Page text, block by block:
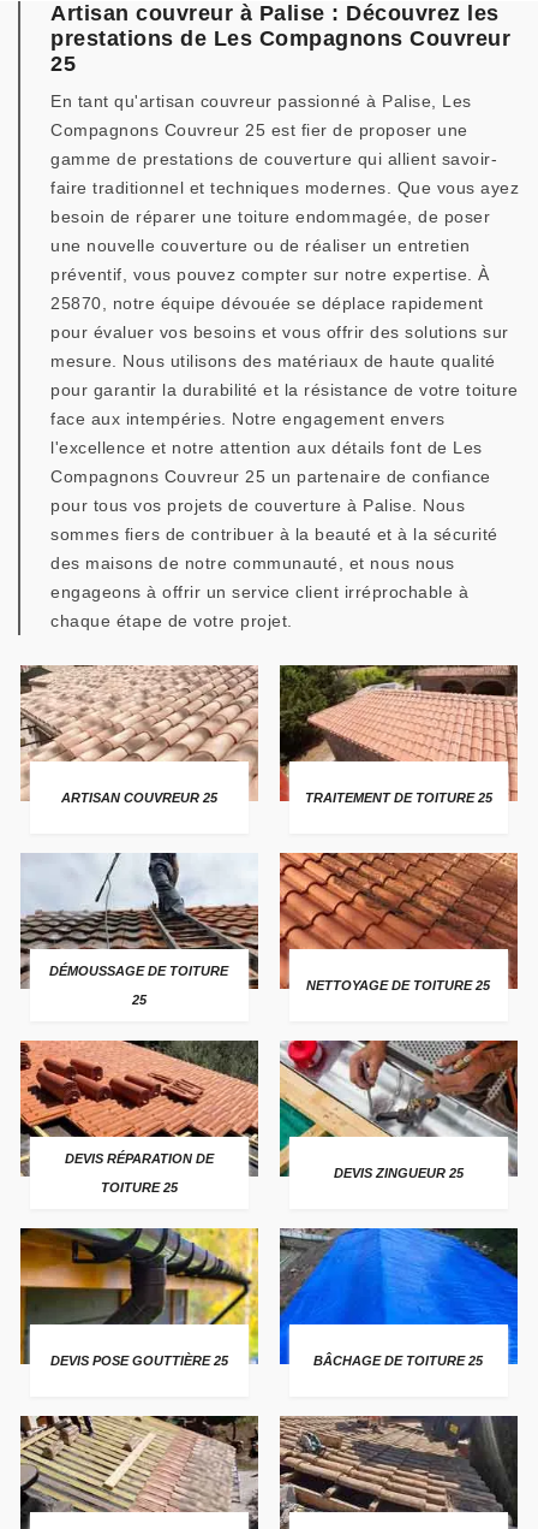
Artisan couvreur à Palise : Découvrez les
prestations de Les Compagnons Couvreur
25
En tant qu'artisan couvreur passionné à Palise, Les
Compagnons Couvreur 25 est fier de proposer une
gamme de prestations de couverture qui allient savoir-
faire traditionnel et techniques modernes. Que vous ayez
besoin de réparer une toiture endommagée, de poser
une nouvelle couverture ou de réaliser un entretien
préventif, vous pouvez compter sur notre expertise. À
25870, notre équipe dévouée se déplace rapidement
pour évaluer vos besoins et vous offrir des solutions sur
mesure. Nous utilisons des matériaux de haute qualité
pour garantir la durabilité et la résistance de votre toiture
face aux intempéries. Notre engagement envers
l'excellence et notre attention aux détails font de Les
Compagnons Couvreur 25 un partenaire de confiance
pour tous vos projets de couverture à Palise. Nous
sommes fiers de contribuer à la beauté et à la sécurité
des maisons de notre communauté, et nous nous
engageons à offrir un service client irréprochable à
chaque étape de votre projet.
ARTISAN COUVREUR 25 TRAITEMENT DE TOITURE 25
DÉMOUSSAGE DE TOITURE
25
NETTOYAGE DE TOITURE 25
DEVIS RÉPARATION DE
TOITURE 25
DEVIS ZINGUEUR 25
DEVIS POSE GOUTTIÈRE 25 BÂCHAGE DE TOITURE 25